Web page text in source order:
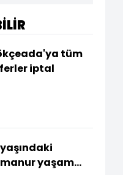
tüm
iptal
yaşındaki
yaşam